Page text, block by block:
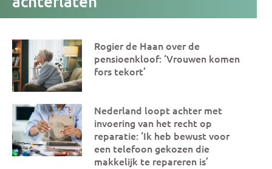
Andere
artikelen
Rogier de Haan over de
pensioenkloof: ‘Vrouwen komen
fors tekort’
Nederland loopt achter met
invoering van het recht op
reparatie: ‘Ik heb bewust voor
een telefoon gekozen die
makkelijk te repareren is’